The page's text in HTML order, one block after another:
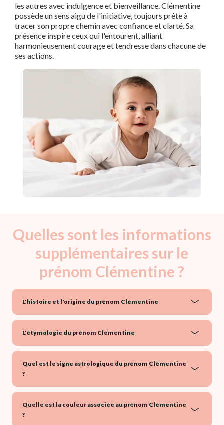
les autres avec indulgence et bienveillance. Clémentine
possède un sens aigu de l'initiative, toujours prête à
tracer son propre chemin avec confiance et clarté. Sa
présence inspire ceux qui l'entourent, alliant
harmonieusement courage et tendresse dans chacune de
ses actions.
Quelles sont les informations
supplémentaires sur le
prénom Clémentine ?
L'histoire et l'origine du prénom Clémentine
L'étymologie du prénom Clémentine
Quel est le signe astrologique du prénom Clémentine
?
Quelle est la couleur associée au prénom Clémentine
?